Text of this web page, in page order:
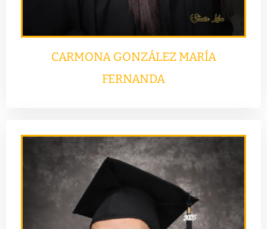
CARMONA GONZÁLEZ MARÍA
FERNANDA